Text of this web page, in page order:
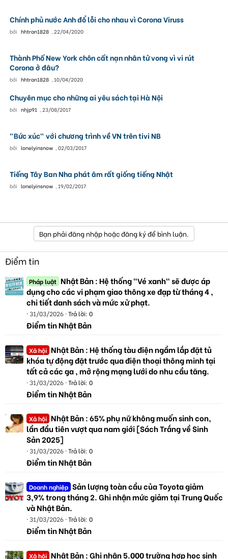
Chính phủ nước Anh đổ lỗi cho nhau vì Corona Viruss
bởi hhtran1828 , 22/04/2020
Thành Phố New York chôn cất nạn nhân tử vong vì vi rút
Corona ở đâu?
bởi hhtran1828 , 10/04/2020
Chuyên mục cho những ai yêu sách tại Hà Nội
bởi nhjp91 , 23/08/2017
"Bức xúc" với chương trình về VN trên tivi NB
bởi lonelyinsnow , 02/03/2017
Tiếng Tây Ban Nha phát âm rất giống tiếng Nhật
bởi lonelyinsnow , 19/02/2017
Bạn phải đăng nhập hoặc đăng ký để bình luận.
Điểm tin
Pháp luật Nhật Bản : Hệ thống "Vé xanh" sẽ được áp
dụng cho các vi phạm giao thông xe đạp từ tháng 4 ,
chi tiết danh sách và mức xử phạt.
31/03/2026 Trả lời: 0
Điểm tin Nhật Bản
Xã hội Nhật Bản : Hệ thống tàu điện ngầm lắp đặt tủ
khóa tự động đặt trước qua điện thoại thông minh tại
tất cả các ga , mở rộng mạng lưới do nhu cầu tăng.
31/03/2026 Trả lời: 0
Điểm tin Nhật Bản
Xã hội Nhật Bản : 65% phụ nữ không muốn sinh con,
lần đầu tiên vượt qua nam giới [Sách Trắng về Sinh
Sản 2025]
31/03/2026 Trả lời: 0
Điểm tin Nhật Bản
Doanh nghiệp Sản lượng toàn cầu của Toyota giảm
3,9% trong tháng 2. Ghi nhận mức giảm tại Trung Quốc
và Nhật Bản.
31/03/2026 Trả lời: 0
Điểm tin Nhật Bản
Xã hội Nhật Bản : Ghi nhận 5.000 trường hợp học sinh